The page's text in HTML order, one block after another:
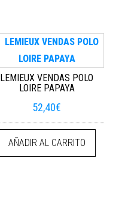
LEMIEUX VENDAS POLO
LOIRE PAPAYA
52,40€
AÑADIR AL CARRITO